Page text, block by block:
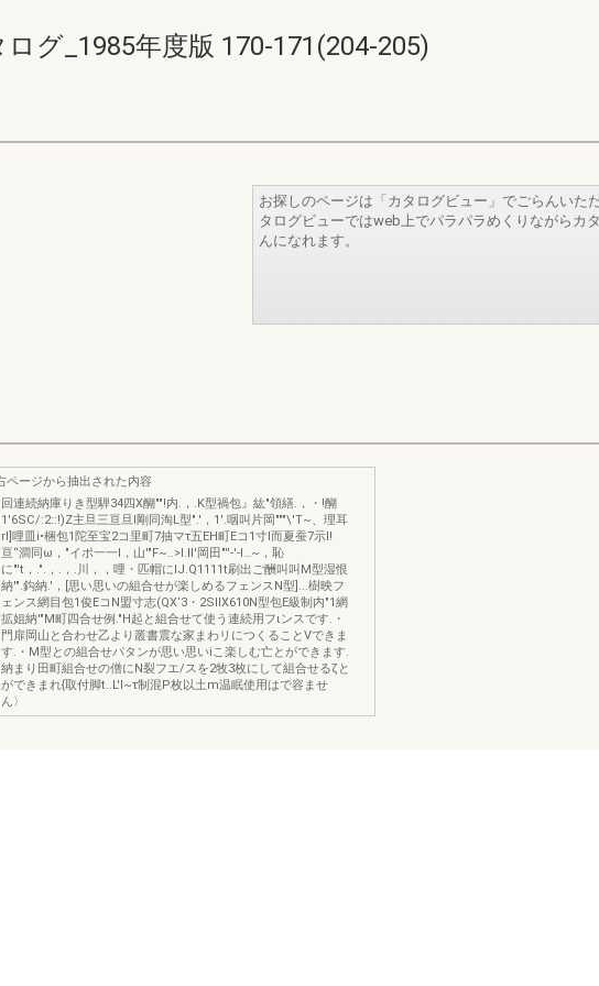
グ_1985年度版 170-171(204-205)
お探しのページは「カタログビュー」でごらんいた
タログビューではweb上でパラパラめくりながらカ
んになれます。
ページから抽出された内容
回連続納庫りき型騨34四X醐""!内.，.K型禍包』紘"領繕.，・!醐
1'6SC/:2::!)Z主旦三亘旦l剛同淘L型".'，1'.咽叫片岡"""\'T~、理耳
rI]哩皿i•梱包1陀至宝2コ里町7抽マτ五EH町Eコ1寸I而夏蚕7示l!
亘“澗同ω，"イポ一一I，山'"F~..>I.II'岡田"''-'-I…~，恥
に"'t，.".，.，.川，，哩・匹帽にIJ.Q1111t刷出ご酬叫叫M型湿恨
納'".鈎納.'，[思い思いの組合せが楽しめるフェンスN型]...樹映フ
ェンス網目包1俊EコN盟寸志(QX‘3・2SllX610N型包E級制内"1網
拡姐納'"M町四合せ例."H起と組合せて使う連続用フιンスです.・
門扉岡山と合わせ乙より叢書震な家まわリにつくることVできま
す.・M型との組合せパタンが思い思いiこ楽しむ亡とができます.
納まり田町組合せの僧にN裂フエ/スを2牧3枚にして組合せるζと
ができまれ{取付脚t..L'I~τ制混P枚以土m温眠使用はで容ませ
ん〉